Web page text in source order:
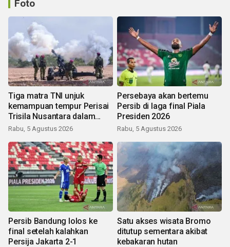
Foto
Tiga matra TNI unjuk
kemampuan tempur Perisai
Trisila Nusantara dalam
latihan di Kepri
Rabu, 5 Agustus 2026
Persebaya akan bertemu
Persib di laga final Piala
Presiden 2026
Rabu, 5 Agustus 2026
Persib Bandung lolos ke
final setelah kalahkan
Persija Jakarta 2-1
Satu akses wisata Bromo
ditutup sementara akibat
kebakaran hutan